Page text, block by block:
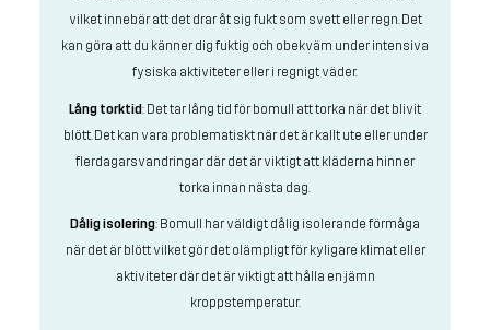
vilket innebär att det drar åt sig fukt som svett eller regn. Det
kan göra att du känner dig fuktig och obekväm under intensiva
fysiska aktiviteter eller i regnigt väder.
Lång torktid: Det tar lång tid för bomull att torka när det blivit
blött. Det kan vara problematiskt när det är kallt ute eller under
flerdagarsvandringar där det är viktigt att kläderna hinner
torka innan nästa dag.
Dålig isolering: Bomull har väldigt dålig isolerande förmåga
när det är blött vilket gör det olämpligt för kyligare klimat eller
aktiviteter där det är viktigt att hålla en jämn
kroppstemperatur.